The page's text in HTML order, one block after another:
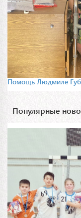
Помощь Людмиле
Популярные